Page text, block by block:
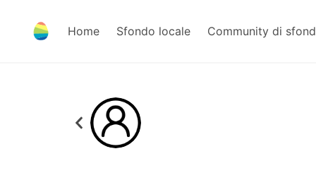
Home Sfondo locale Community di